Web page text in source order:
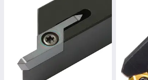
інструментів, що виконують як метричну,
різьби. Щоб змінити тип виконуваних
поміняти пластину. Різьба може
з різним градусом при основі (60, 55)
Різьба на внутрішній частині заготовки
спеціальними видами різців. Для
різьби використовуються затискні
Вони мають спеціальну форму і затиск,